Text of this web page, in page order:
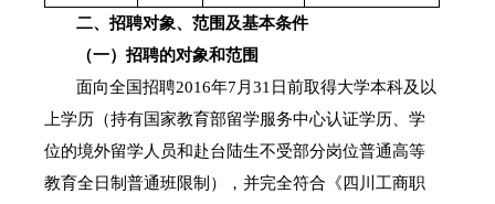
二、招聘对象、范围及基本条件
（一）招聘的对象和范围
面向全国招聘2016年7 月31 日前取得大学本科及以
上学历（持有国家教育部留学服务中心认证学历、学
位的境外留学人员和赴台陆生不受部分岗位普通高等
教育全日制普通班限制），并完全符合《 四川工商职